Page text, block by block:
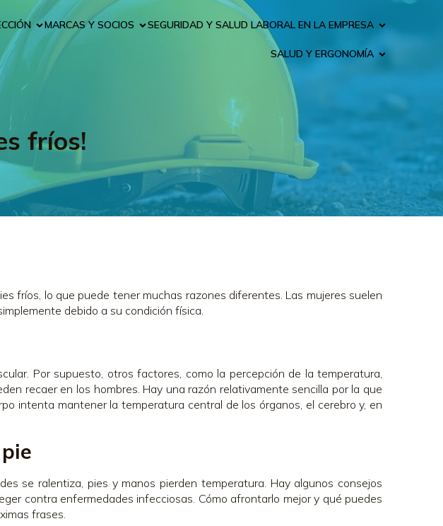
MARCAS Y SOCIOS SEGURIDAD Y SALUD LABORAL EN LA EMPRESA
SALUD Y ERGONOMÍA
fríos!
fríos, lo que puede tener muchas razones diferentes. Las mujeres suelen
debido a su condición física.
Por supuesto, otros factores, como la percepción de la temperatura,
recaer en los hombres. Hay una razón relativamente sencilla por la que
intenta mantener la temperatura central de los órganos, el cerebro y, en
se ralentiza, pies y manos pierden temperatura. Hay algunos consejos
contra enfermedades infecciosas. Cómo afrontarlo mejor y qué puedes
frases.